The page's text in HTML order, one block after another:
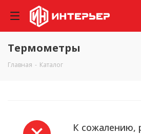
Термометры
Главная - Каталог
К сожалению,